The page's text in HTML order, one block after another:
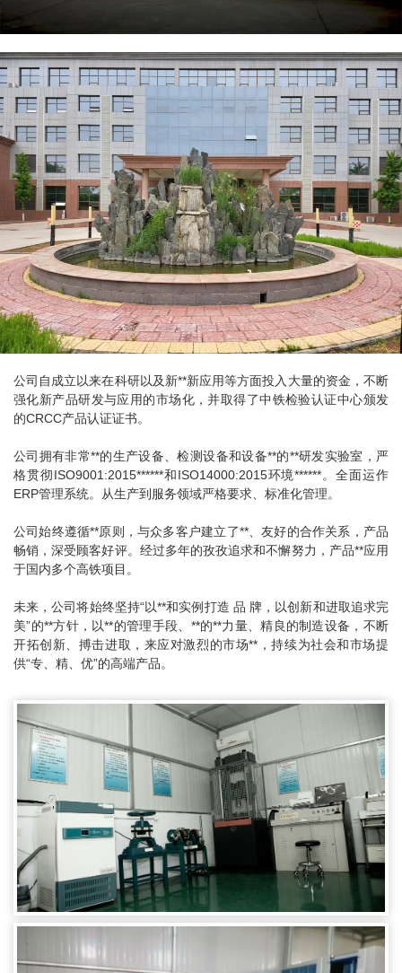
公司自成立以来在科研以及新**新应用等方面投入大量的资金，不断
强化新产品研发与应用的市场化，并取得了中铁检验认证中心颁发
的CRCC产品认证证书。
公司拥有非常**的生产设备、检测设备和设备**的**研发实验室，严
格贯彻ISO9001:2015******和ISO14000:2015环境******。全面运作
ERP管理系统。从生产到服务领域严格要求、标准化管理。
公司始终遵循**原则，与众多客户建立了**、友好的合作关系，产品
畅销，深受顾客好评。经过多年的孜孜追求和不懈努力，产品**应用
于国内多个高铁项目。
未来，公司将始终坚持“以**和实例打造 品 牌，以创新和进取追求完
美”的**方针，以**的管理手段、**的**力量、精良的制造设备，不断
开拓创新、搏击进取，来应对激烈的市场**，持续为社会和市场提
供“专、精、优”的高端产品。